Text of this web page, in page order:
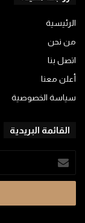
الرئيسية
من نحن
اتصل بنا
أعلن معنا
سياسة الخصوصية
القائمة البريدية
أدخل
بريدك
الإلكتروني